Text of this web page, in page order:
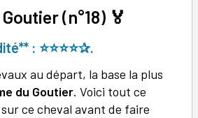
(n°18) 🏅
: ⭐⭐⭐⭐✰.
au départ, la base la plus
du Goutier. Voici tout ce
ce cheval avant de faire